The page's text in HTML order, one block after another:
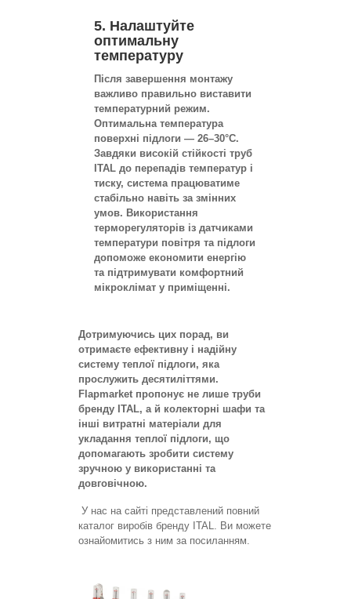
5. Налаштуйте
оптимальну
температуру
Після завершення монтажу
важливо правильно виставити
температурний режим.
Оптимальна температура
поверхні підлоги — 26–30°C.
Завдяки високій стійкості труб
ITAL до перепадів температур і
тиску, система працюватиме
стабільно навіть за змінних
умов. Використання
терморегуляторів із датчиками
температури повітря та підлоги
допоможе економити енергію
та підтримувати комфортний
мікроклімат у приміщенні.
Дотримуючись цих порад, ви
отримаєте ефективну і надійну
систему теплої підлоги, яка
прослужить десятиліттями.
Flapmarket пропонує не лише труби
бренду ITAL, а й колекторні шафи та
інші витратні матеріали для
укладання теплої підлоги, що
допомагають зробити систему
зручною у використанні та
довговічною.
У нас на сайті представлений повний
каталог виробів бренду ITAL. Ви можете
ознайомитись з ним за посиланням.